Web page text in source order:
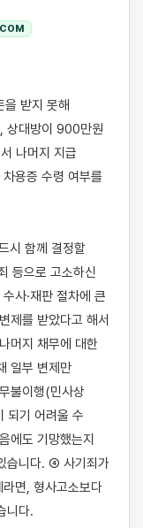
상대방이 900만원
나머지 지급
용증 수령 여부를
시 함께 결정할
등으로 고소하신
사·재판 절차에 큰
제를 받았다고 해서
머지 채무에 대한
일부 변제만
불이행(민사상
되기 어려울 수
에도 기망했는지
습니다. ④ 사기죄가
면, 형사고소보다
니다.